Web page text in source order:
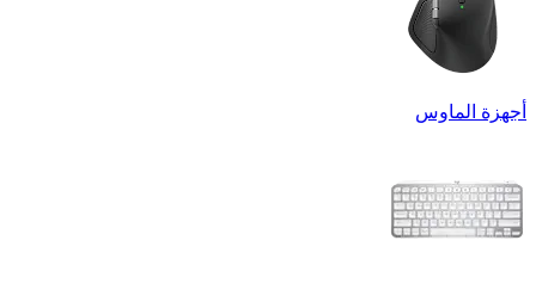
أجهزة الماوس